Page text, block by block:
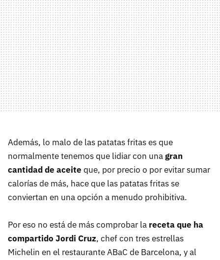
Además, lo malo de las patatas fritas es que
normalmente tenemos que lidiar con unagran
cantidad de aceite que, por precio o por evitar sumar
calorías de más, hace que las patatas fritas se
conviertan en una opción a menudo prohibitiva.
Por eso no está de más comprobar la receta que ha
compartido Jordi Cruz, chef con tres estrellas
Michelin en el restaurante ABaC de Barcelona, y al